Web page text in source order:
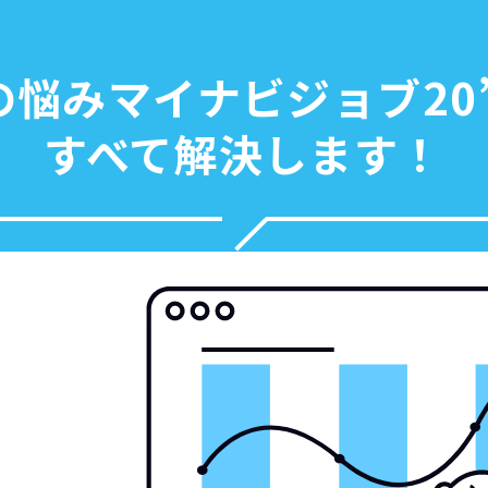
悩みマイナビジョブ
すべて解決します！